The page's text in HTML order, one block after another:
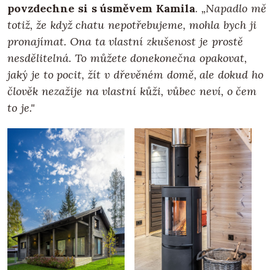
povzdechne si s úsměvem Kamila. „Napadlo mě
totiž, že když chatu nepotřebujeme, mohla bych ji
pronajímat. Ona ta vlastní zkušenost je prostě
nesdělitelná. To můžete donekonečna opakovat,
jaký je to pocit, žít v dřevěném domě, ale dokud ho
člověk nezažije na vlastní kůži, vůbec neví, o čem
to je."